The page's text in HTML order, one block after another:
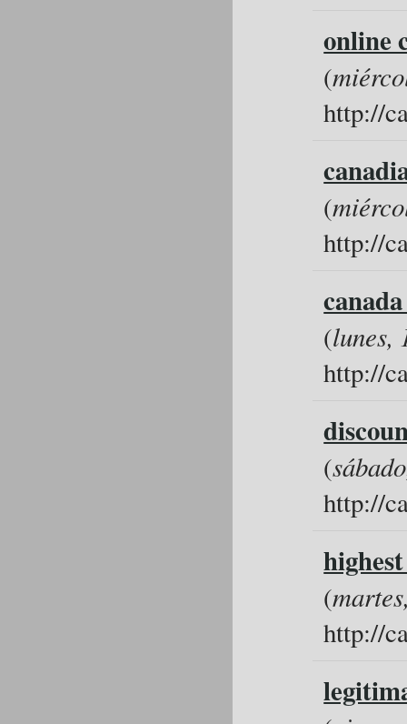
online
(
http://
(
http://
(lunes,
http://
(
http://
(
http://